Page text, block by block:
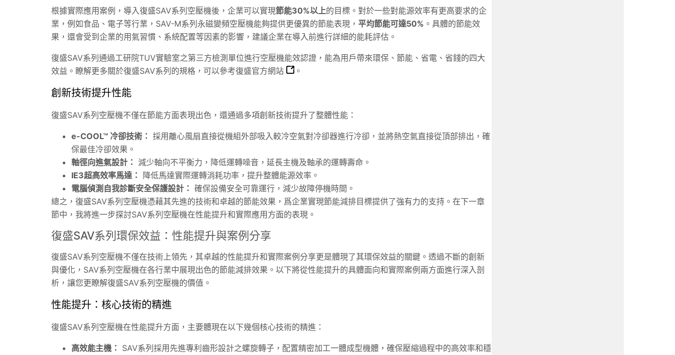
根據實際應用案例，導入復盛SAV系列空壓機後，企業可以實現節能30%以上的目標。對於一些對能源效率有更高要求的企
業，例如食品、電子等行業， SAV-M系列永磁變頻空壓機能夠提供更優異的節能表現， 平均節能可達50% 。具體的節能效
果，還會受到企業的用氣習慣、系統配置等因素的影響，建議企業在導入前進行詳細的能耗評估。
復盛SAV系列通過工研院TUV實驗室之第三方檢測單位進行空壓機能效認證，能為用戶帶來環保、節能、省電、省錢的四大
效益。瞭解更多關於復盛SAV系列的規格，可以參考復盛官方網站 。
創新技術提升性能
復盛SAV系列空壓機不僅在節能方面表現出色，還通過多項創新技術提升了整體性能：
e-COOL™ 冷卻技術： 採用離心風扇直接從機組外部吸入較冷空氣對冷卻器進行冷卻，並將熱空氣直接從頂部排出，確
保最佳冷卻效果。
軸徑向進氣設計： 減少軸向不平衡力，降低運轉噪音，延長主機及軸承的運轉壽命。
IE3超高效率馬達： 降低馬達實際運轉消耗功率，提升整體能源效率。
電腦偵測自我診斷安全保護設計： 確保設備安全可靠運行，減少故障停機時間。
總之，復盛SAV系列空壓機憑藉其先進的技術和卓越的節能效果，爲企業實現節能減排目標提供了強有力的支持。在下一章
節中，我將進一步探討SAV系列空壓機在性能提升和實際應用方面的表現。
復盛SAV系列環保效益：性能提升與案例分享
復盛SAV系列空壓機不僅在技術上領先，其卓越的性能提升和實際案例分享更是體現了其環保效益的關鍵。透過不斷的創新
與優化，SAV系列空壓機在各行業中展現出色的節能減排效果。以下將從性能提升的具體面向和實際案例兩方面進行深入剖
析，讓您更瞭解復盛SAV系列空壓機的價值。
性能提升：核心技術的精進
復盛SAV系列空壓機在性能提升方面，主要體現在以下幾個核心技術的精進：
高效能主機： SAV系列採用先進專利齒形設計之螺旋轉子，配置精密加工一體成型機體，確保壓縮過程中的高效率和穩